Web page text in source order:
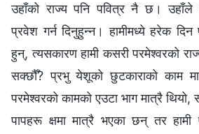
उहाँको राज्य पनि पवित्र नै छ। उहाँले
प्रवेश गर्न दिनुहुन्‍न। हामीमध्ये हरेक दिन
हुन्, त्यसकारण हामी कसरी परमेश्‍वरको
सक्छौँ? प्रभु येशूको छुटकाराको काम
परमेश्‍वरको कामको एउटा भाग मात्रै थियो,
पापहरू क्षमा मात्रै भएका छन् तर हामी